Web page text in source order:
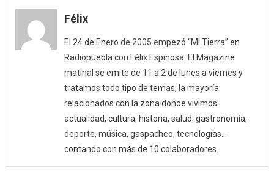
Félix
El 24 de Enero de 2005 empezó “Mi Tierra” en
Radiopuebla con Félix Espinosa. El Magazine
matinal se emite de 11 a 2 de lunes a viernes y
tratamos todo tipo de temas, la mayoría
relacionados con la zona donde vivimos:
actualidad, cultura, historia, salud, gastronomía,
deporte, música, gaspacheo, tecnologías…
contando con más de 10 colaboradores.